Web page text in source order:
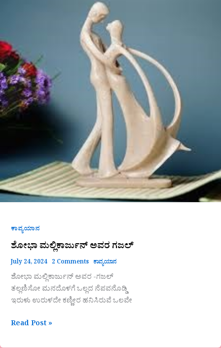
ಕಾವ್ಯಯಾನ
ಶೋಭಾ ಮಲ್ಲಿಕಾರ್ಜುನ್ ಅವರ ಗಜಲ್
July 24, 2024 2 Comments ಕಾವ್ಯಯಾನ
ಶೋಭಾ ಮಲ್ಲಿಕಾರ್ಜುನ್ ಅವರ -ಗಜಲ್
ತಲ್ಲಣಿಸೋ ಮನದೊಳಗೆ ಒಲ್ಲದ ನೆಪವನೊಡ್ಡಿ
ಇರುಳು ಉರುಳದೇ ಕಣ್ಣೀರ ಹನಿಸಿರುವೆ ಒಲವೇ
Read Post »